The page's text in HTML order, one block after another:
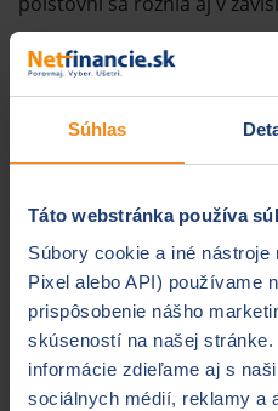
Súhlas
Táto webstránka používa
Súbory cookie a iné
Pixel alebo API) používame
prispôsobenie nášho
skúseností na našej
informácie zdieľame aj s
sociálnych médií, reklamy a
2. Príklad
poistenia
Poistené riziká:
Územný rozsah